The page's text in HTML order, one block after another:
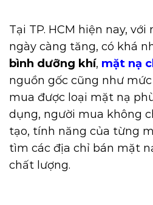
Tại TP. HCM hiện nay,
ngày càng tăng, có khá
bình dưỡng khí, mặt nạ
nguồn gốc cũng như
mua được loại mặt nạ
dụng, người mua không
tạo, tính năng của từng
tìm các địa chỉ bán mặt
chất lượng.